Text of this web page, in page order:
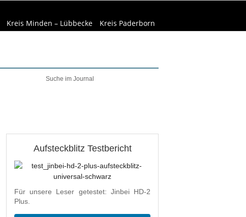
Kreis Minden – Lübbecke Kreis Paderborn
Aufsteckblitz Testbericht
Für unsere Leser getestet: Jinbei HD-2
Plus.